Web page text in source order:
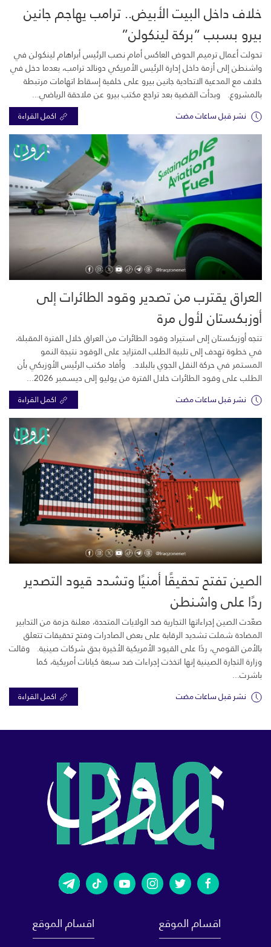
خلاف داخل البيت الأبيض.. ترامب يهاجم جانين
بيرو بسبب “بركة لينكولن”
تحولت أعمال ترميم الحوض العاكس أمام نصب الرئيس أبراهام لينكولن في
واشنطن إلى أزمة داخل إدارة الرئيس الأمريكي دونالد ترامب، بعدما دخل في
خلاف مع المدعية الاتحادية جانين بيرو على خلفية إسقاط اتهامات مرتبطة
بالمشروع. وبدأت القضية بعد تراجع مكتب بيرو عن ملاحقة الرياضي...
نشر قبل ساعات مضت اكمل القراءة
العراق يقترب من تصدير وقود الطائرات إلى
أوزبكستان لأول مرة
تتجه أوزبكستان إلى استيراد وقود الطائرات من العراق خلال الفترة المقبلة،
في خطوة تهدف إلى تلبية الطلب المتزايد على الوقود نتيجة النمو
المستمر في حركة النقل الجوي بالبلاد. وأفاد مكتب الرئيس الأوزبكي بأن
الطلب على وقود الطائرات خلال الفترة من يوليو إلى ديسمبر 2026...
نشر قبل ساعات مضت اكمل القراءة
الصين تفتح تحقيقًا أمنيًا وتشدد قيود التصدير
ردًا على واشنطن
صعّدت الصين إجراءاتها التجارية ضد الولايات المتحدة، معلنة حزمة من التدابير
المضادة شملت تشديد الرقابة على بعض الصادرات وفتح تحقيقات تتعلق
بالأمن القومي، ردًا على القيود الأمريكية الأخيرة بحق شركات صينية. وقالت
وزارة التجارة الصينية إنها اتخذت إجراءات ضد سبعة كيانات أمريكية، كما
باشرت...
نشر قبل ساعات مضت اكمل القراءة
اقسام الموقع اقسام الموقع